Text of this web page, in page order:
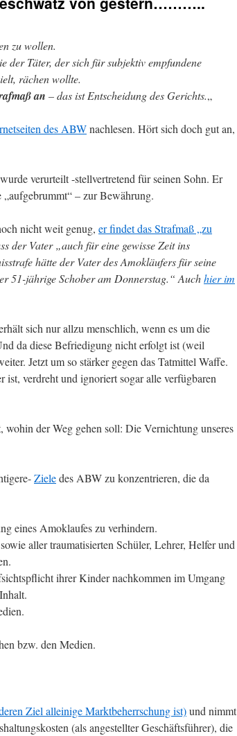
zu wollen.
der Täter, der sich für subjektiv empfundene
rächen wollte.
an – das ist Entscheidung des Gerichts.„
des ABWnachlesen. Hört sich doch gut an,
verurteilt -stellvertretend für seinen Sohn. Er
– zur Bewährung.
nicht weit genug, er findet das Strafmaß „zu
der Vater „auch für eine gewisse Zeit ins
hätte der Vater des Amokläufers für seine
51-jährige Schober am Donnerstag.“ Auchhier im
sich nur allzu menschlich, wenn es um die
da diese Befriedigung nicht erfolgt ist (weil
Jetzt um so stärker gegen das Tatmittel Waffe.
ist, verdreht und ignoriert sogar alle verfügbaren
wohin der Weg gehen soll: Die Vernichtung unseres
Zieledes ABW zu konzentrieren, die da
eines Amoklaufes zu verhindern.
aller traumatisierten Schüler, Lehrer, Helfer und
ihrer Kinder nachkommen im Umgang
bzw. den Medien.
Ziel alleinige Marktbeherrschung ist)und nimmt
(als angestellter Geschäftsführer), die